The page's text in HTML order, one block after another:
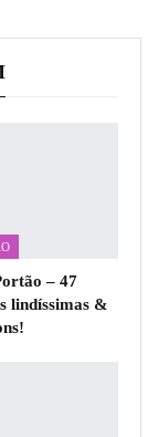
– 47
lindíssimas &